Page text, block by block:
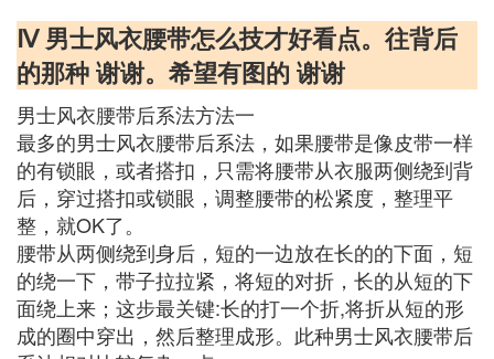
Ⅳ 男士风衣腰带怎么技才好看点。往背后
的那种 谢谢。希望有图的 谢谢
男士风衣腰带后系法方法一
最多的男士风衣腰带后系法，如果腰带是像皮带一样
的有锁眼，或者搭扣，只需将腰带从衣服两侧绕到背
后，穿过搭扣或锁眼，调整腰带的松紧度，整理平
整，就OK了。
腰带从两侧绕到身后，短的一边放在长的的下面，短
的绕一下，带子拉拉紧，将短的对折，长的从短的下
面绕上来；这步最关键:长的打一个折,将折从短的形
成的圈中穿出，然后整理成形。此种男士风衣腰带后